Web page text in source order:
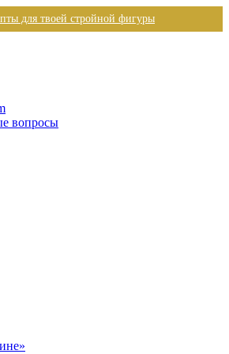
для твоей стройной фигуры
вопросы